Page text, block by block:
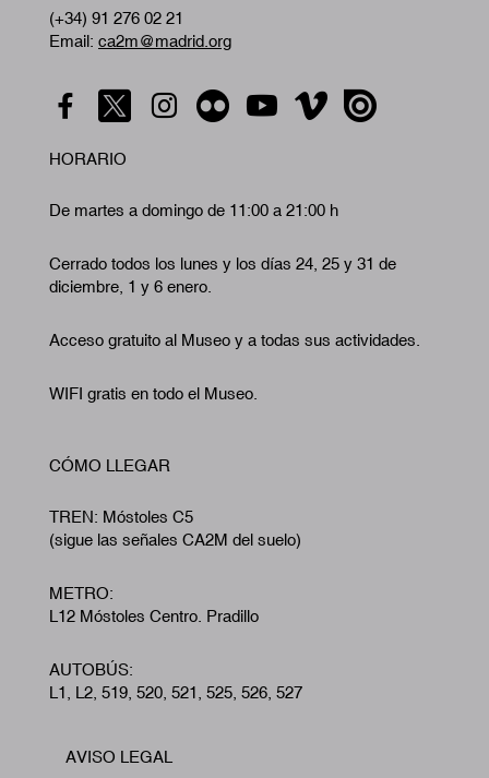
(+34) 91 276 02 21
Email: ca2m@madrid.org
HORARIO
De martes a domingo de 11:00 a 21:00 h
Cerrado todos los lunes y los días 24, 25 y 31 de
diciembre, 1 y 6 enero.
Acceso gratuito al Museo y a todas sus actividades.
WIFI gratis en todo el Museo.
CÓMO LLEGAR
TREN: Móstoles C5
(sigue las señales CA2M del suelo)
METRO:
L12 Móstoles Centro. Pradillo
AUTOBÚS:
L1, L2, 519, 520, 521, 525, 526, 527
Footer
AVISO LEGAL